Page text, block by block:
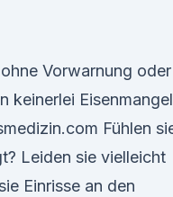
Vorwarnung oder
keinerlei Eisenmangel
Fühlen
Leiden sie vielleicht
Einrisse an den